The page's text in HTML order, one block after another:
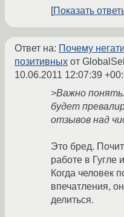
Показать
Ответ на: Почему
позитивных от
10.06.2011 12:07:39
>Важно
будет
отзывов над
Это бред.
работе в Гугле
Когда человек
впечатления,
делиться.